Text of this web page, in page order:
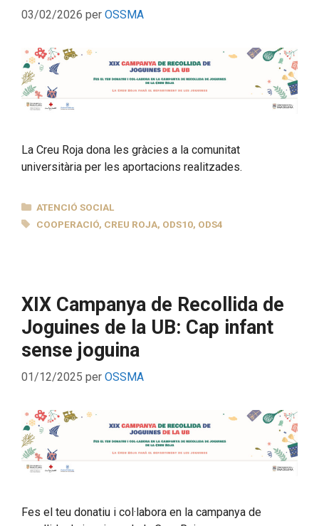
03/02/2026 per OSSMA
La Creu Roja dona les gràcies a la comunitat
universitària per les aportacions realitzades.
CATEGORIES
ATENCIÓ SOCIAL
ETIQUETES
COOPERACIÓ, CREU ROJA, ODS10, ODS4
XIX Campanya de Recollida de
Joguines de la UB: Cap infant
sense joguina
01/12/2025 per OSSMA
Fes el teu donatiu i col·labora en la campanya de